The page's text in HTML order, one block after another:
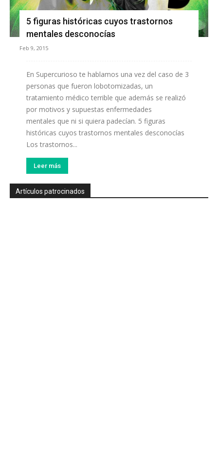
5 figuras históricas cuyos trastornos
mentales desconocías
Feb 9, 2015
En Supercurioso te hablamos una vez del caso de 3
personas que fueron lobotomizadas, un
tratamiento médico terrible que además se realizó
por motivos y supuestas enfermedades
mentales que ni si quiera padecían. 5 figuras
históricas cuyos trastornos mentales desconocías
Los trastornos...
Leer más
Artículos patrocinados